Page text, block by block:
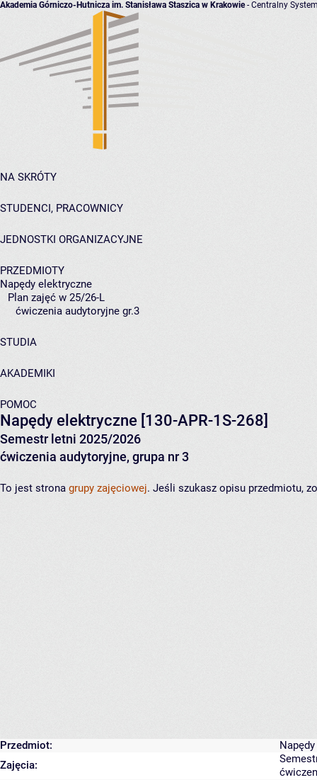
Akademia Górniczo-Hutnicza im. Stanisława Staszica w Krakowie- Centralny
NA SKRÓTY
STUDENCI, PRACOWNICY
JEDNOSTKI ORGANIZACYJNE
PRZEDMIOTY
Napędy elektryczne
Plan zajęć w 25/26-L
ćwiczenia audytoryjne gr.3
STUDIA
AKADEMIKI
POMOC
Napędy elektryczne [130-APR-1S-268]
Semestr letni 2025/2026
ćwiczenia audytoryjne, grupa nr 3
To jest strona grupy zajęciowej. Jeśli szukasz opisu przedmiotu,
Przedmiot:
Zajęcia: